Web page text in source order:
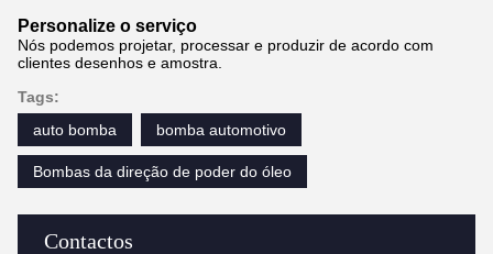
Contactos
Personalize o serviço
Nós podemos projetar, processar e produzir de acordo com
clientes desenhos e amostra.
Tags:
auto bomba
bomba automotivo
Bombas da direção de poder do óleo